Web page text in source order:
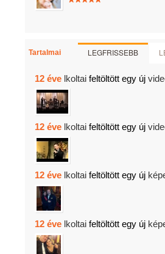
Tartalmai LEGFRISSEBB
12 éve lkoltai feltöltött egy új
12 éve lkoltai feltöltött egy új
12 éve lkoltai feltöltött egy új
12 éve lkoltai feltöltött egy új